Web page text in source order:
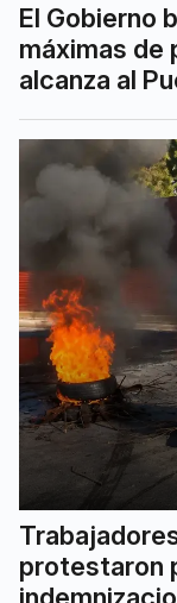
El Gobierno
máximas de
alcanza al
protestaron